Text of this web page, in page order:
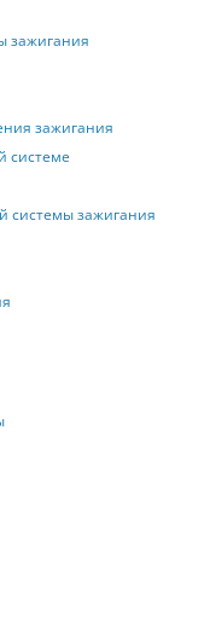
зажигания
зажигания
системе
системы зажигания